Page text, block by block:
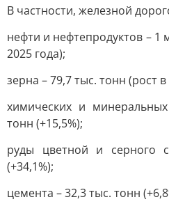
В частности, железной
нефти и нефтепродуктов – 1
2025 года);
зерна – 79,7 тыс. тонн (рост в
химических и
тонн (+15,5%);
руды цветной и серного
(+34,1%);
цемента – 32,3 тыс. тонн